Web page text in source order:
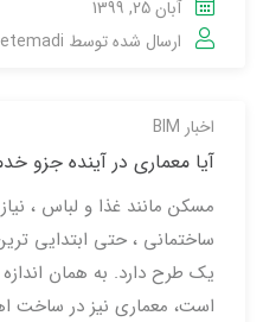
آبان 25, 1399
ارسال شده توسط
اخبار BIM
آیا معماری در آینده جزو
مسکن مانند غذا و لباس ،
ساختمانی ، حتی ابتدایی
یک طرح دارد. به همان
است، معماری نیز در ساخت